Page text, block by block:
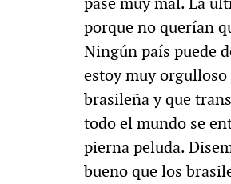
porque no querían
Ningún país puede
estoy muy
brasileña y que
todo el mundo se
pierna peluda.
bueno que los